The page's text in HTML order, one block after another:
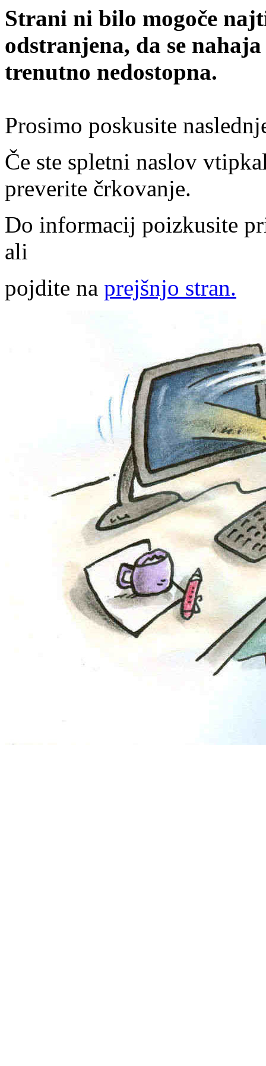
Strani ni bilo mogoče
odstranjena, da se
trenutno nedostopna.
Prosimo poskusite
Če ste spletni naslov
preverite črkovanje.
Do informacij poizkusite
ali
pojdite na prejšnjo stran.